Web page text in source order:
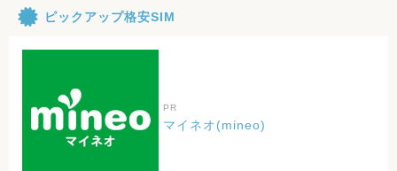
ピックアップ格安SIM
PR
マイネオ(mineo)